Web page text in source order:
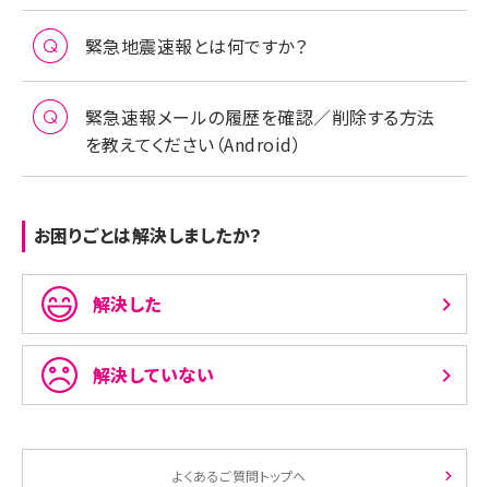
緊急地震速報とは何ですか？
緊急速報メールの履歴を確認／削除する方法
を教えてください（Android）
お困りごとは解決しましたか？
解決した
解決していない
よくあるご質問トップへ